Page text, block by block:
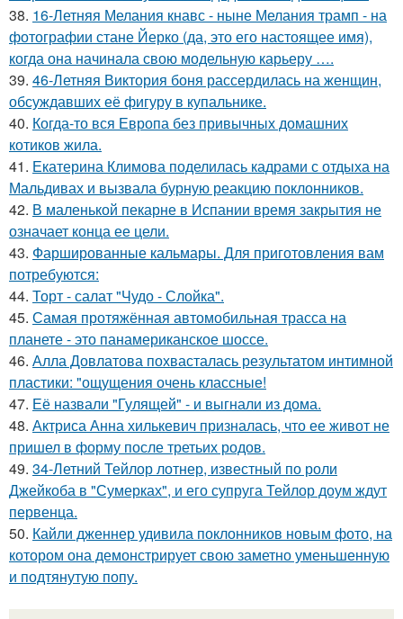
38. 16-Летняя Мелания кнавс - ныне Мелания трамп - на
фотографии стане Йерко (да, это его настоящее имя),
когда она начинала свою модельную карьеру ….
39. 46-Летняя Виктория боня рассердилась на женщин,
обсуждавших её фигуру в купальнике.
40. Когда-то вся Европа без привычных домашних
котиков жила.
41. Екатерина Климова поделилась кадрами с отдыха на
Мальдивах и вызвала бурную реакцию поклонников.
42. В маленькой пекарне в Испании время закрытия не
означает конца ее цели.
43. Фаршированные кальмары. Для приготовления вам
потребуются:
44. Торт - салат "Чудо - Слойка".
45. Самая протяжённая автомобильная трасса на
планете - это панамериканское шоссе.
46. Алла Довлатова похвасталась результатом интимной
пластики: "ощущения очень классные!
47. Её назвали "Гулящей" - и выгнали из дома.
48. Актриса Анна хилькевич призналась, что ее живот не
пришел в форму после третьих родов.
49. 34-Летний Тейлор лотнер, известный по роли
Джейкоба в "Сумерках", и его супруга Тейлор доум ждут
первенца.
50. Кайли дженнер удивила поклонников новым фото, на
котором она демонстрирует свою заметно уменьшенную
и подтянутую попу.